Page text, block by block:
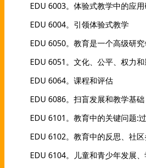
EDU 6003。体验式教学中的应用
EDU 6004。引领体验式教学
EDU 6050。教育是一个高级研究
EDU 6051。文化、公平、权力和
EDU 6064。课程和评估
EDU 6086。扫盲发展和教学基础
EDU 6101。教育中的关键问题:
EDU 6102。教育中的反思、社区
EDU 6104。儿童和青少年发展、